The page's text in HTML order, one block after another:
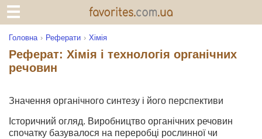
Головна Реферати Хімія
Реферат: Xімія і технологія органічних
речовин
Значення органічного синтезу і його перспективи
Історичний огляд. Виробництво органічних речовин
спочатку базувалося на переробці рослинної чи